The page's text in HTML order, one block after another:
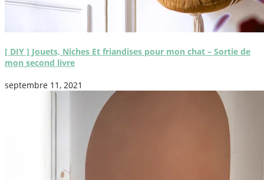
[ DIY ] Jouets, Niches Et friandises pour mon chat – Sortie de
mon second livre
septembre 11, 2021